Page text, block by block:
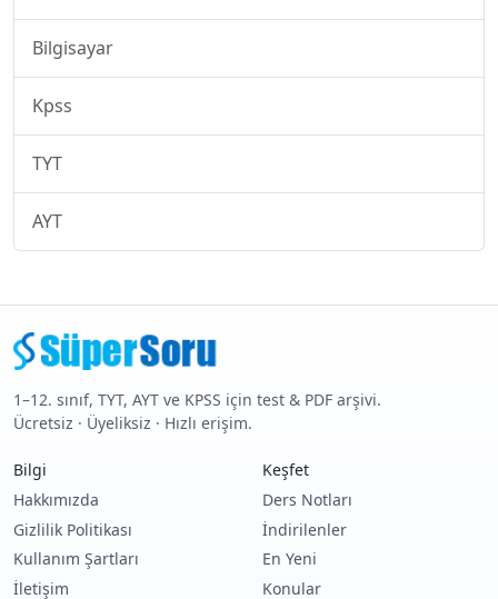
Bilgisayar
Kpss
TYT
AYT
1–12. sınıf, TYT, AYT ve KPSS için test & PDF arşivi.
Ücretsiz · Üyeliksiz · Hızlı erişim.
Bilgi
Hakkımızda
Gizlilik Politikası
Kullanım Şartları
İletişim
Keşfet
Ders Notları
İndirilenler
En Yeni
Konular